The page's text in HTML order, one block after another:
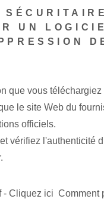
UN
que vous
le site Web du
officiels.
vérifiez l'authenticité
- Cliquez ici Comment